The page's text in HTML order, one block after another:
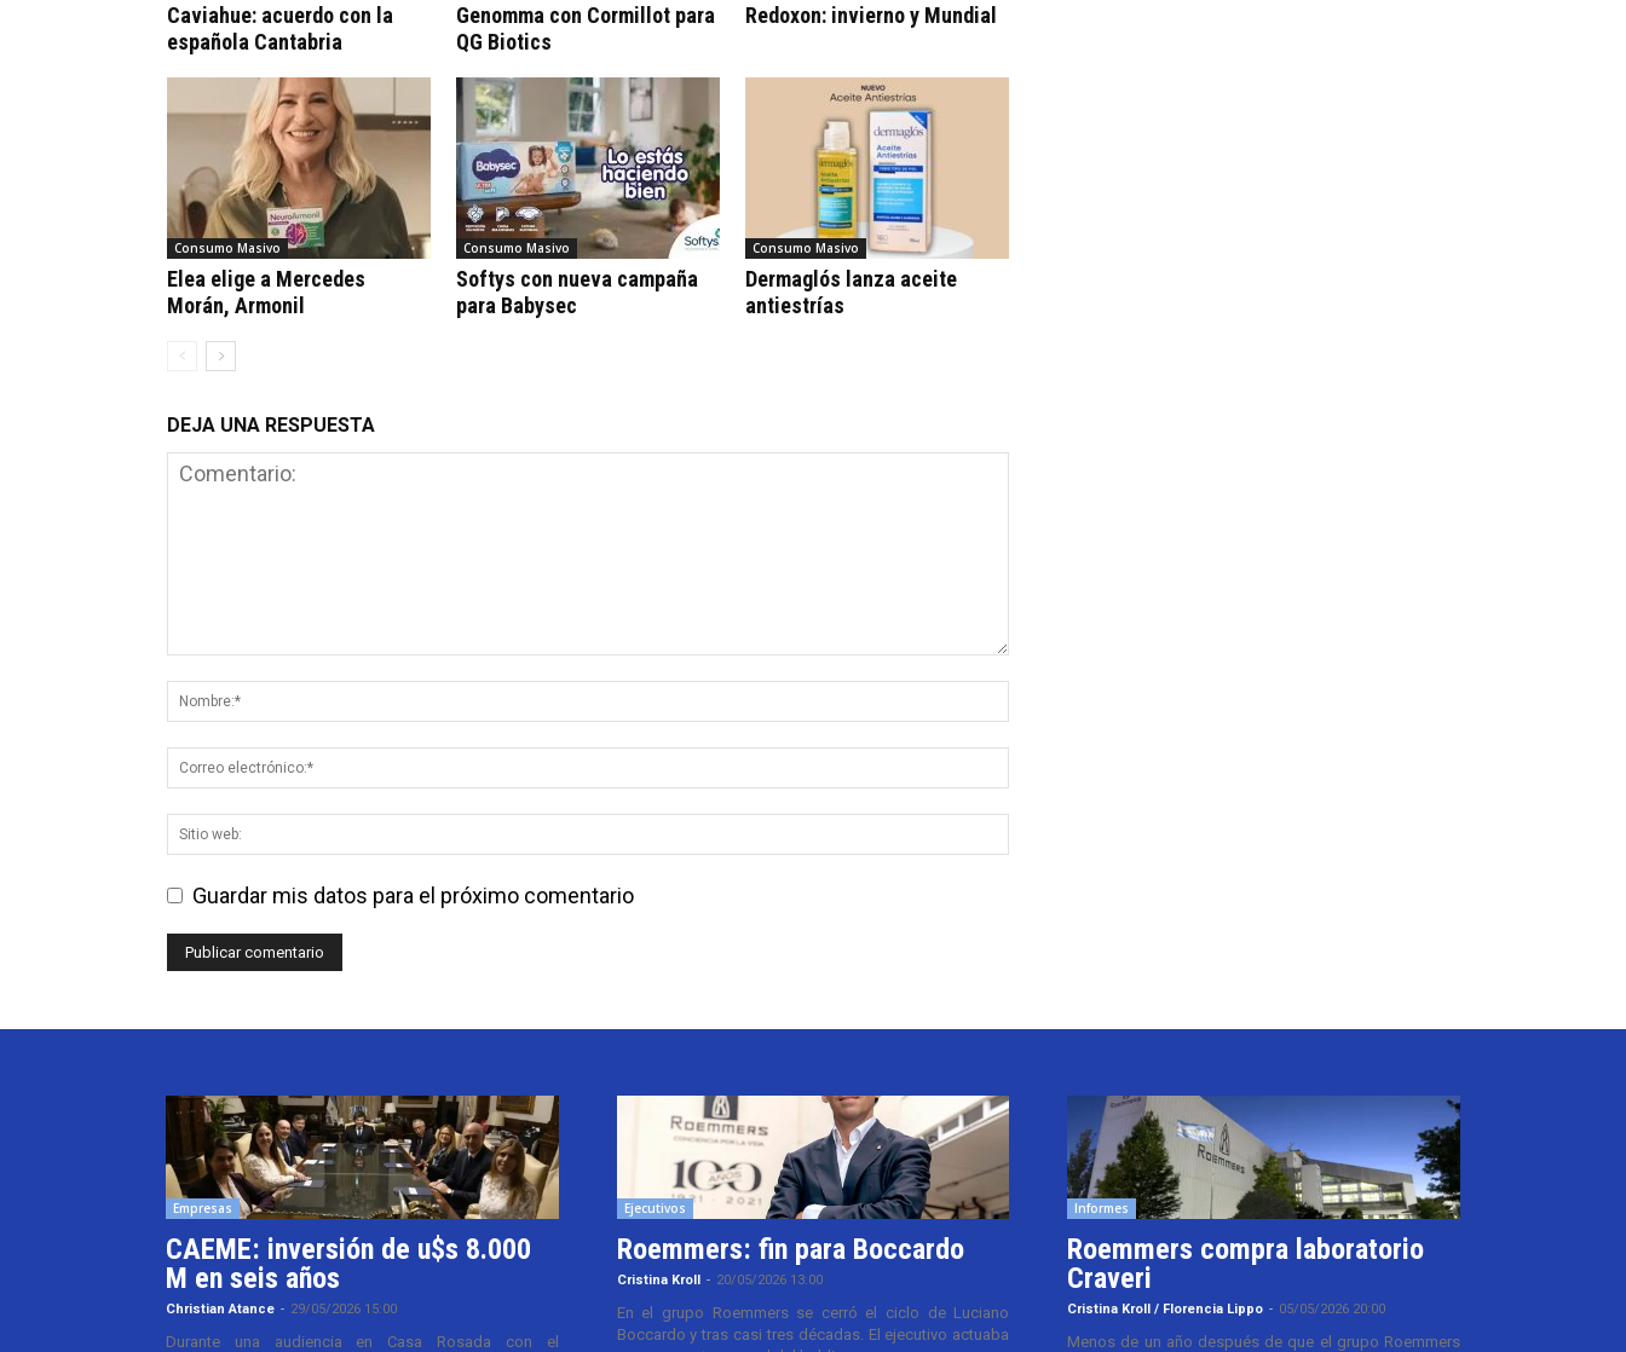
Caviahue: acuerdo con la
española Cantabria
Genomma con Cormillot para
QG Biotics
Redoxon: invierno y Mundial
Consumo Masivo
Elea elige a Mercedes
Morán, Armonil
Consumo Masivo
Softys con nueva campaña
para Babysec
Consumo Masivo
Dermaglós lanza aceite
antiestrías
DEJA UNA RESPUESTA
Guardar mis datos para el próximo comentario
Empresas
CAEME: inversión de u$s 8.000
M en seis años
Christian Atance - 29/05/2026 15:00
Durante una audiencia en Casa Rosada con el
Ejecutivos
Roemmers: fin para Boccardo
Cristina Kroll - 20/05/2026 13:00
En el grupo Roemmers se cerró el ciclo de Luciano
Boccardo y tras casi tres décadas. El ejecutivo actuaba
Informes
Roemmers compra laboratorio
Craveri
Cristina Kroll / Florencia Lippo - 05/05/2026 20:00
Menos de un año después de que el grupo Roemmers